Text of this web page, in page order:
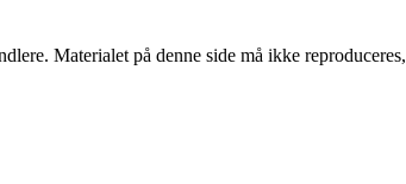
Materialet på denne side må ikke reproduceres,